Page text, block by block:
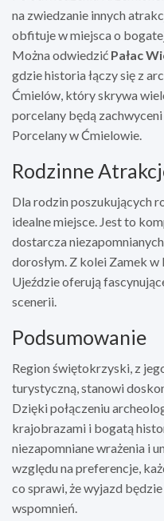
na zwiedzanie innych
obfituje w miejsca o
Można odwiedzić Pałac
gdzie historia łączy się z
Ćmielów, który skrywa
porcelany będą
Porcelany w Ćmielowie.
Rodzinne
Dla rodzin poszukujących
idealne miejsce. Jest to
dostarcza
dorosłym. Z kolei Zamek
Ujeździe oferują
scenerii.
Podsumowanie
Region świętokrzyski, z
turystyczną, stanowi
Dzięki połączeniu
krajobrazami i bogatą
niezapomniane wrażenia i
względu na preferencje,
co sprawi, że wyjazd
wspomnień.